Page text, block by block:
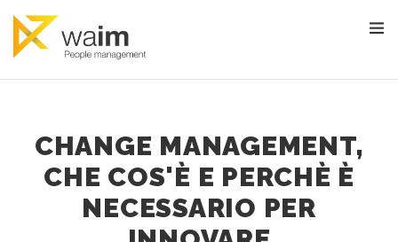
CHANGE MANAGEMENT,
CHE COS'È E PERCHÈ È
NECESSARIO PER